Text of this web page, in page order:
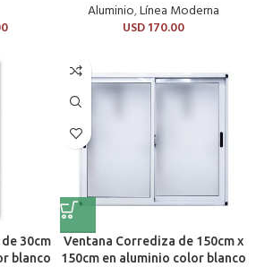
Aluminio,Línea Moderna
USD170.00
30cm
blanco
Ventana Corrediza de 150cm x
150cm en aluminio color blanco